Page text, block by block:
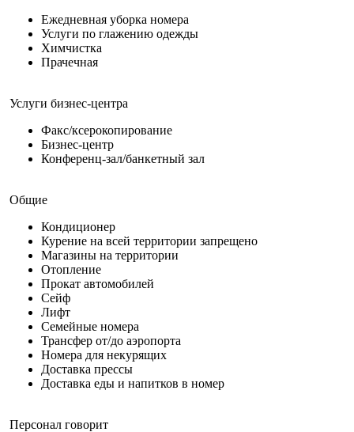
Ежедневная уборка номера
Услуги по глажению одежды
Химчистка
Прачечная
Услуги бизнес-центра
Факс/ксерокопирование
Бизнес-центр
Конференц-зал/банкетный зал
Общие
Кондиционер
Курение на всей территории запрещено
Магазины на территории
Отопление
Прокат автомобилей
Сейф
Лифт
Семейные номера
Трансфер от/до аэропорта
Номера для некурящих
Доставка прессы
Доставка еды и напитков в номер
Персонал говорит